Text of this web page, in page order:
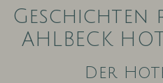
Geschichten
AHLBECK
Der